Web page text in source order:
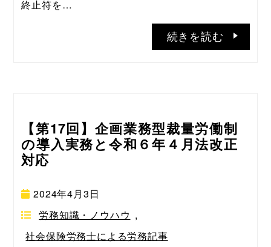
終止符を…
続きを読む
【第17回】企画業務型裁量労働制
の導入実務と令和６年４月法改正
対応
2024年4月3日
労務知識・ノウハウ ,
社会保険労務士による労務記事